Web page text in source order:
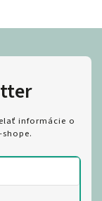
informácie o